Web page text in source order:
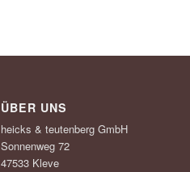
ÜBER UNS
heicks & teutenberg GmbH
Sonnenweg 72
47533 Kleve